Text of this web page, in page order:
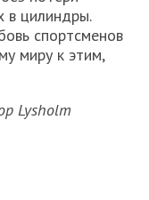
в цилиндры.
спортсменов
миру к этим,
Lysholm